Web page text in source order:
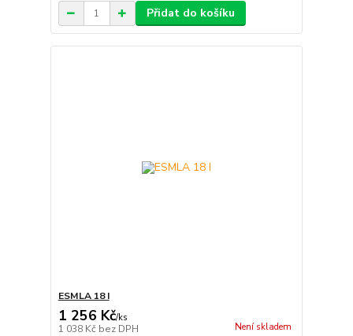
Přidat do košíku
ESMLA 18 I
1 256 Kč/ks
1 038 Kč bez DPH Není skladem